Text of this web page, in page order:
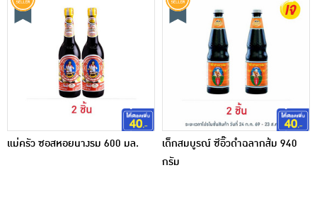
แม่ครัว ซอสหอยนางรม 600 มล.
เด็กสมบูรณ์ ซีอิ๊วดำฉลากส้ม 940
กรัม